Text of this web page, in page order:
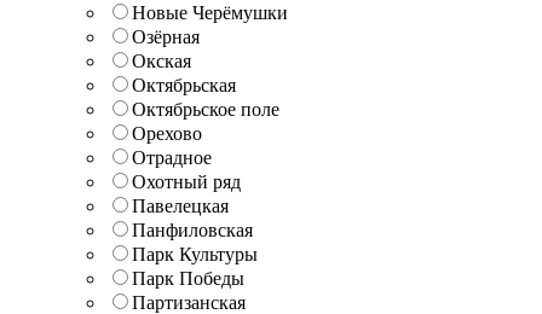
Новые Черёмушки
Озёрная
Окская
Октябрьская
Октябрьское поле
Орехово
Отрадное
Охотный ряд
Павелецкая
Панфиловская
Парк Культуры
Парк Победы
Партизанская